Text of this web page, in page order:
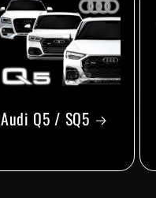
Audi Q5 / SQ5